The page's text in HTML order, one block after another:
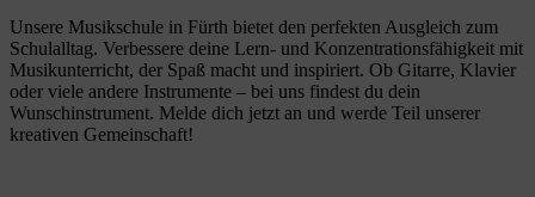
Unsere Musikschule in Fürth bietet den perfekten Ausgleich zum
Schulalltag. Verbessere deine Lern- und Konzentrationsfähigkeit mit
Musikunterricht, der Spaß macht und inspiriert. Ob Gitarre, Klavier
oder viele andere Instrumente – bei uns findest du dein
Wunschinstrument. Melde dich jetzt an und werde Teil unserer
kreativen Gemeinschaft!